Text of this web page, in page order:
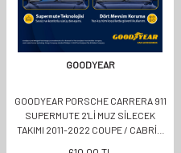
GOODYEAR
GOODYEAR PORSCHE CARRERA 911
SUPERMUTE 2'LI MUZ SILECEK
TAKIMI 2011-2022 COUPE / CABRIO